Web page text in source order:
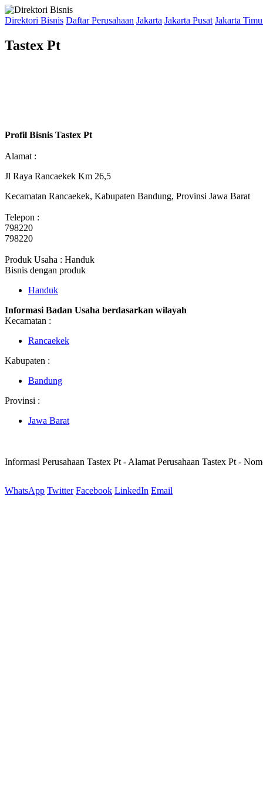
Direktori Bisnis Daftar Perusahaan Jakarta Jakarta Pusat Jakarta
Tastex Pt
Profil Bisnis Tastex Pt
Alamat :
Jl Raya Rancaekek Km 26,5
Kecamatan Rancaekek, Kabupaten Bandung, Provinsi Jawa Barat
Telepon :
798220
798220
Produk Usaha : Handuk
Bisnis dengan produk
Handuk
Informasi Badan Usaha berdasarkan wilayah
Kecamatan :
Rancaekek
Kabupaten :
Bandung
Provinsi :
Jawa Barat
Informasi Perusahaan Tastex Pt - Alamat Perusahaan Tastex Pt -
WhatsApp Twitter Facebook LinkedIn Email